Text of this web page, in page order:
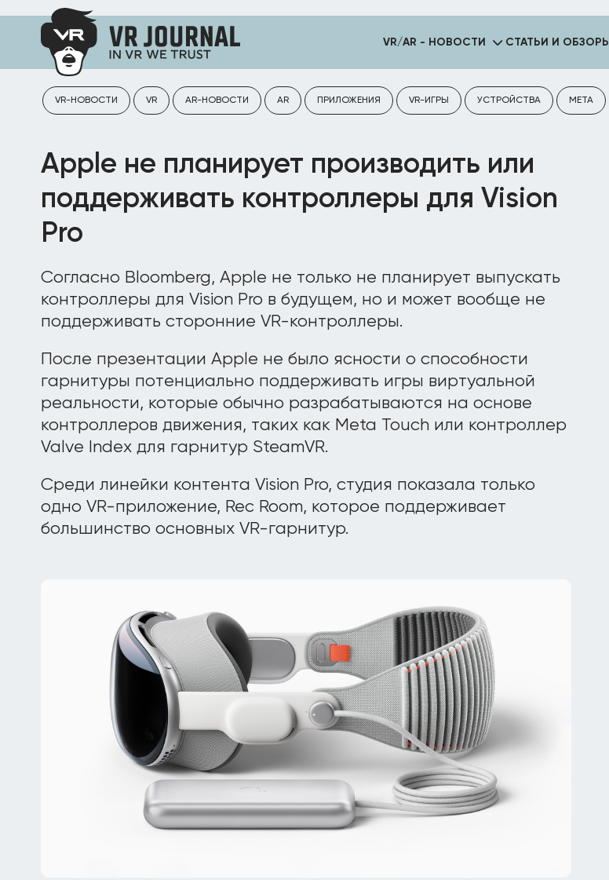
VR/AR - НОВОСТИ СТАТЬИ И ОБЗОРЫ
VR-НОВОСТИ VR AR-НОВОСТИ AR ПРИЛОЖЕНИЯ VR-ИГРЫ УСТРОЙСТВА META
Apple не планирует производить или
поддерживать контроллеры для Vision
Pro
Согласно Bloomberg, Apple не только не планирует выпускать
контроллеры для Vision Pro в будущем, но и может вообще не
поддерживать сторонние VR-контроллеры.
После презентации Apple не было ясности о способности
гарнитуры потенциально поддерживать игры виртуальной
реальности, которые обычно разрабатываются на основе
контроллеров движения, таких как Meta Touch или контроллер
Valve Index для гарнитур SteamVR.
Среди линейки контента Vision Pro, студия показала только
одно VR-приложение, Rec Room, которое поддерживает
большинство основных VR-гарнитур.